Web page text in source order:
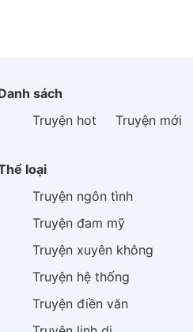
sách
Truyện hot
Truyện mới
loại
Truyện ngôn tình
Truyệnđam mỹ
Truyện xuyên không
Truyện hệ thống
Truyệnđiền văn